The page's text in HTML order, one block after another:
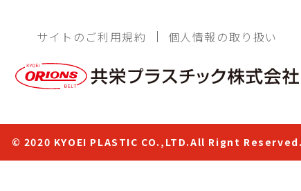
サイトのご利用規約 個人情報の取り扱い
© 2020 KYOEI PLASTIC CO.,LTD.All Rignt Reserved.